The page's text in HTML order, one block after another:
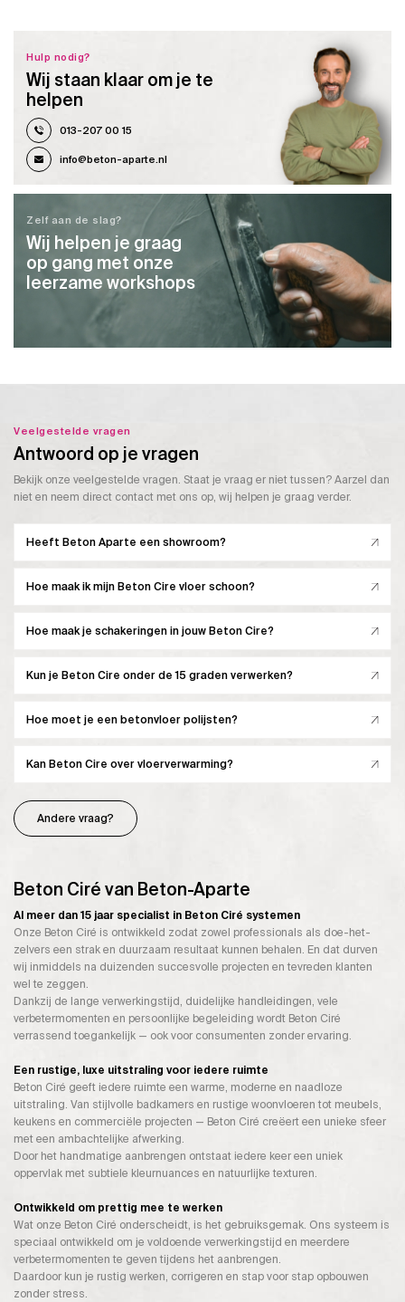
Hulp nodig?
Wij staan klaar om je te
helpen
013-207 00 15
info@beton-aparte.nl
Zelf aan de slag?
Wij helpen je graag
op gang met onze
leerzame workshops
Veelgestelde vragen
Antwoord op je vragen
Bekijk onze veelgestelde vragen. Staat je vraag er niet tussen? Aarzel dan
niet en neem direct contact met ons op, wij helpen je graag verder.
Heeft Beton Aparte een showroom?
Hoe maak ik mijn Beton Cire vloer schoon?
Hoe maak je schakeringen in jouw Beton Cire?
Kun je Beton Cire onder de 15 graden verwerken?
Hoe moet je een betonvloer polijsten?
Kan Beton Cire over vloerverwarming?
Andere vraag?
Beton Ciré van Beton-Aparte
Al meer dan 15 jaar specialist in Beton Ciré systemen
Onze Beton Ciré is ontwikkeld zodat zowel professionals als doe-het-
zelvers een strak en duurzaam resultaat kunnen behalen. En dat durven
wij inmiddels na duizenden succesvolle projecten en tevreden klanten
wel te zeggen.
Dankzij de lange verwerkingstijd, duidelijke handleidingen, vele
verbetermomenten en persoonlijke begeleiding wordt Beton Ciré
verrassend toegankelijk — ook voor consumenten zonder ervaring.
Een rustige, luxe uitstraling voor iedere ruimte
Beton Ciré geeft iedere ruimte een warme, moderne en naadloze
uitstraling. Van stijlvolle badkamers en rustige woonvloeren tot meubels,
keukens en commerciële projecten — Beton Ciré creëert een unieke sfeer
met een ambachtelijke afwerking.
Door het handmatige aanbrengen ontstaat iedere keer een uniek
oppervlak met subtiele kleurnuances en natuurlijke texturen.
Ontwikkeld om prettig mee te werken
Wat onze Beton Ciré onderscheidt, is het gebruiksgemak. Ons systeem is
speciaal ontwikkeld om je voldoende verwerkingstijd en meerdere
verbetermomenten te geven tijdens het aanbrengen.
Daardoor kun je rustig werken, corrigeren en stap voor stap opbouwen
zonder stress.